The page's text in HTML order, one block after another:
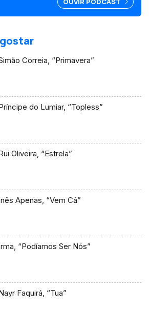
Correia, “Primavera”
do Lumiar, “Topless”
Oliveira, “Estrela”
Apenas, “Vem Cá”
“Podíamos Ser Nós”
Faquirá, “Tua”